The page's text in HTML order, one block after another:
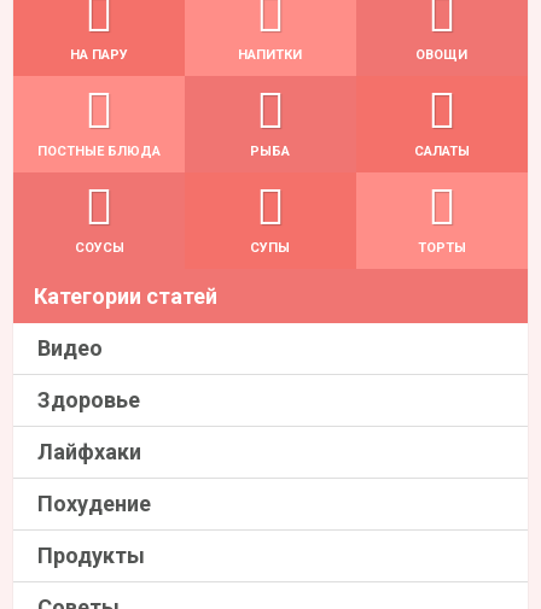
НА ПАРУ НАПИТКИ ОВОЩИ
ПОСТНЫЕ БЛЮДА РЫБА САЛАТЫ
СОУСЫ СУПЫ ТОРТЫ
Категории статей
Видео
Здоровье
Лайфхаки
Похудение
Продукты